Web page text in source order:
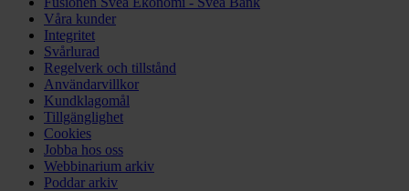
Våra kunder
Integritet
Svårlurad
Regelverk och tillstånd
Användarvillkor
Kundklagomål
Tillgänglighet
Cookies
Jobba hos oss
Webbinarium arkiv
Poddar arkiv